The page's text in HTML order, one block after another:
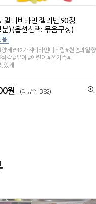
멀티비타민 젤리빈 90정
) (옵션선택: 묶음구성)
제 #12가지비타민미네랄 #천연과일향
감 #유아 #어린이 #온가족 #
있게
원 (리뷰수 : 382)